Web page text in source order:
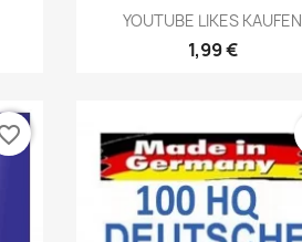
Vorschau
YOUTUBE LIKES KAUFEN
1,99 €